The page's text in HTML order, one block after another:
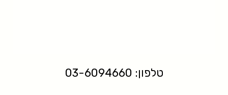
טלפון: 03-6094660